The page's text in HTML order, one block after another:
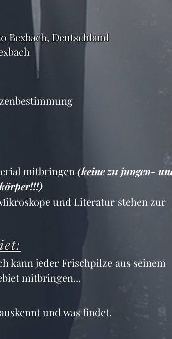
Bexbach, Deutschland
mitbringen (keine zu jungen-
und Literatur stehen zur
kann jeder Frischpilze aus seinem
mitbringen...
und was findet.